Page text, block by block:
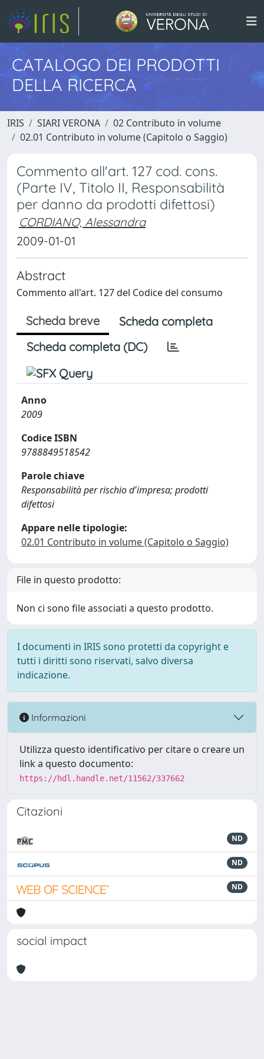
CATALOGO DEI PRODOTTI
DELLA RICERCA
IRIS SIARI VERONA
02 Contributo in volume
02.01 Contributo in volume (Capitolo o Saggio)
Commento all'art. 127 cod. cons.
(Parte IV, Titolo II, Responsabilità
per danno da prodotti difettosi)
CORDIANO, Alessandra
2009-01-01
Abstract
Commento all'art. 127 del Codice del consumo
Scheda breve
Scheda completa
Scheda completa (DC)
Anno
2009
Codice ISBN
9788849518542
Parole chiave
Responsabilità per rischio d'impresa; prodotti
difettosi
Appare nelle tipologie:
02.01 Contributo in volume (Capitolo o Saggio)
File in questo prodotto:
Non ci sono file associati a questo prodotto.
I documenti in IRIS sono protetti da copyright e
tutti i diritti sono riservati, salvo diversa
indicazione.
Informazioni
Utilizza questo identificativo per citare o creare un
link a questo documento:
https://hdl.handle.net/11562/337662
Citazioni
ND
ND
ND
social impact